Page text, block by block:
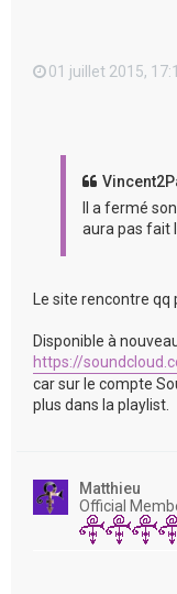
01 juillet 2015,
Il a fermé
aura pas fait
Le site rencontre
Disponible à
https://
car sur le compte
plus dans la playlist.
Matthieu
Official